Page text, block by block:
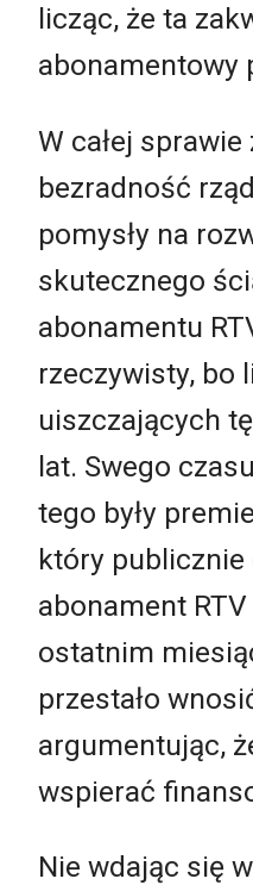
licząc, że ta
abonamentowy
W całej
bezradność
pomysły na
skutecznego
abonamentu
rzeczywisty, bo
uiszczających
lat. Swego
tego były
który publicznie
abonament
ostatnim
przestało
argumentując,
wspierać
Nie wdając się